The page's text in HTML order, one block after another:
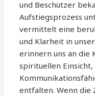
und Beschützer
Aufstiegsprozess
vermittelt eine
und Klarheit in
erinnern uns an die
spirituellen
entfalten. Wenn die